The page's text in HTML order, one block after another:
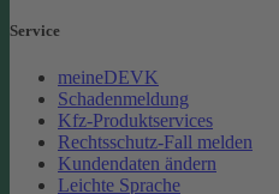
Service
meineDEVK
Schadenmeldung
Kfz-Produktservices
Rechtsschutz-Fall melden
Kundendaten ändern
Leichte Sprache